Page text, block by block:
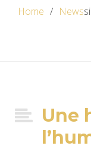
Home News
Une